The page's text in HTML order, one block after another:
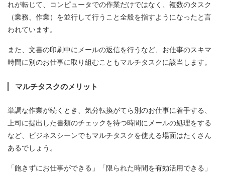
れが転じて、コンピュータでの作業だけではなく、複数のタスク
（業務、作業）を並行して行うこと全般を指すようになったと言
われています。
また、文書の印刷中にメールの返信を行うなど、お仕事のスキマ
時間に別のお仕事に取り組むこともマルチタスクに該当します。
マルチタスクのメリット
単調な作業が続くとき、気分転換がてら別のお仕事に着手する、
上司に提出した書類のチェックを待つ時間にメールの処理をする
など、ビジネスシーンでもマルチタスクを使える場面はたくさん
あるでしょう。
「飽きずにお仕事ができる」「限られた時間を有効活用できる」